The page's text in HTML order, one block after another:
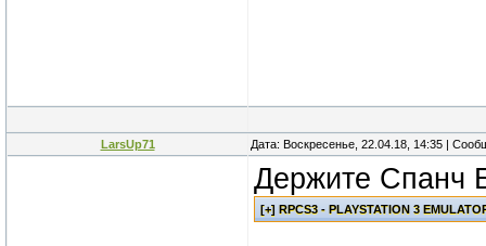
LarsUp71 Дата: Воскресенье, 22.04.18, 14:35 |
Держите Спанч